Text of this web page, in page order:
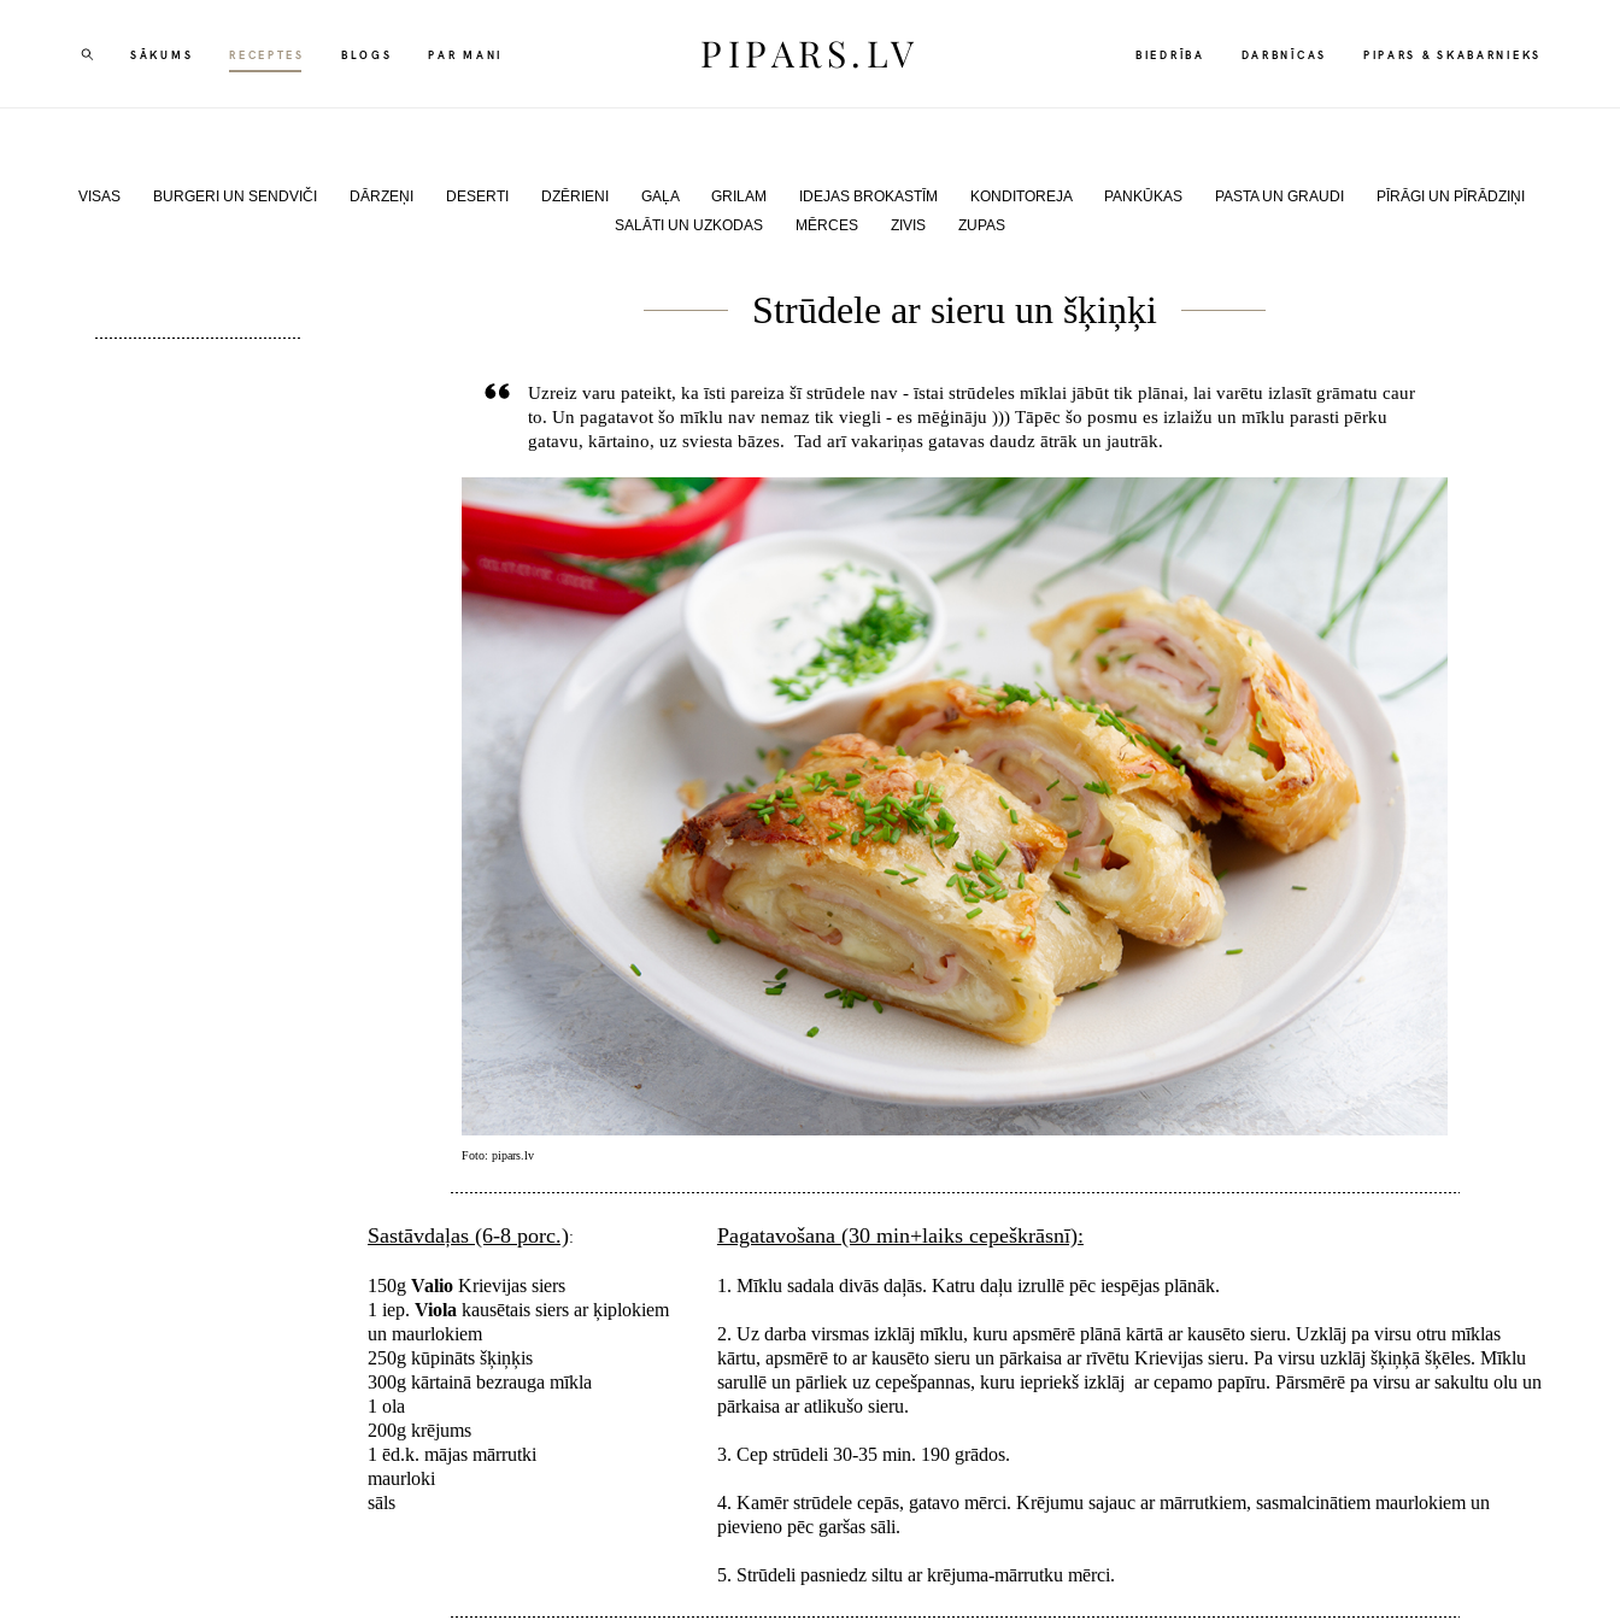
SĀKUMS RECEPTES BLOGS PAR MANI PIPARS.LV BIEDRĪBA DARBNĪCAS PIPARS & SKABARNIEKS
SĀKUMS RECEPTES BLOGS PAR MANI PIPARS.LV BIEDRĪBA DARBNĪCAS PIPARS & SKABARNIEKS
VISAS BURGERI UN SENDVIČI DĀRZEŅI DESERTI DZĒRIENI GAĻA GRILAM IDEJAS BROKASTĪM KONDITOREJA PANKŪKAS PASTA UN GRAUDI
PĪRĀGI UN PĪRĀDZIŅI
SALĀTI UN UZKODAS
MĒRCES ZIVIS ZUPAS
Strūdele ar sieru un šķiņķi
Uzreiz varu pateikt, ka īsti pareiza šī strūdele nav - īstai strūdeles mīklai jābūt tik plānai, lai varētu izlasīt grāmatu caur
to. Un pagatavot šo mīklu nav nemaz tik viegli - es mēģināju ))) Tāpēc šo posmu es izlaižu un mīklu parasti pērku
gatavu, kārtaino, uz sviesta bāzes. Tad arī vakariņas gatavas daudz ātrāk un jautrāk.
Foto: pipars.lv
Sastāvdaļas (6-8 porc.):
150g Valio Krievijas siers
1 iep. Viola kausētais siers ar ķiplokiem
un maurlokiem
250g kūpināts šķiņķis
300g kārtainā bezrauga mīkla
1 ola
200g krējums
1 ēd.k. mājas mārrutki
maurloki
sāls
Pagatavošana (30 min+laiks cepeškrāsnī):
1. Mīklu sadala divās daļās. Katru daļu izrullē pēc iespējas plānāk.
2. Uz darba virsmas izklāj mīklu, kuru apsmērē plānā kārtā ar kausēto sieru. Uzklāj pa virsu otru mīklas
kārtu, apsmērē to ar kausēto sieru un pārkaisa ar rīvētu Krievijas sieru. Pa virsu uzklāj šķiņķā šķēles. Mīklu
sarullē un pārliek uz cepešpannas, kuru iepriekš izklāj ar cepamo papīru. Pārsmērē pa virsu ar sakultu olu un
pārkaisa ar atlikušo sieru.
3. Cep strūdeli 30-35 min. 190 grādos.
4. Kamēr strūdele cepās, gatavo mērci. Krējumu sajauc ar mārrutkiem, sasmalcinātiem maurlokiem un
pievieno pēc garšas sāli.
5. Strūdeli pasniedz siltu ar krējuma-mārrutku mērci.